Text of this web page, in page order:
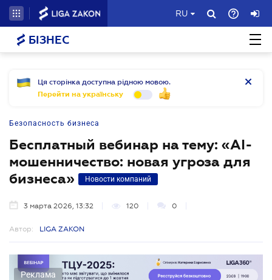
RU
БІЗНЕС
Ця сторінка доступна рідною мовою.
Перейти на українську
Безопасность бизнеса
Бесплатный вебинар на тему: «AI-
мошенничество: новая угроза для
бизнеса»
Новости компаний
3 марта 2026, 13:32 120 0
Автор: LIGA ZAKON
Реклама